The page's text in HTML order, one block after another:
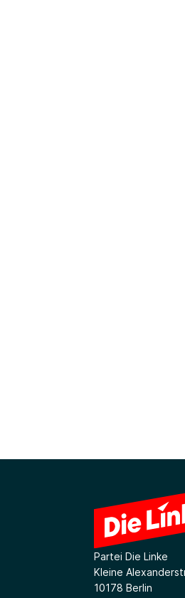
Partei Die Linke
Kleine
10178 Berlin